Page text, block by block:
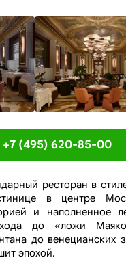
+7 (495) 620-85-00
ресторан в
в центре
и наполненное
до «ложи
до венецианских
эпохой.